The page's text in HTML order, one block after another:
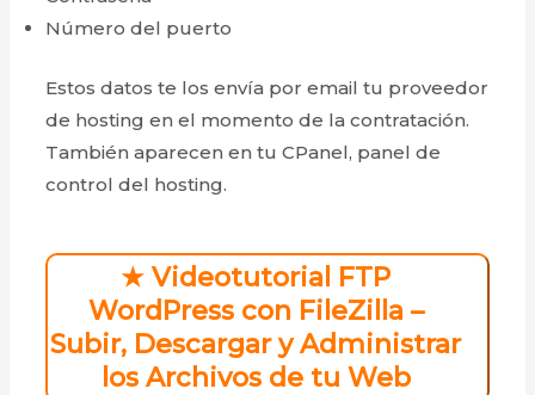
Número del puerto
Estos datos te los envía por email tu proveedor
de hosting en el momento de la contratación.
También aparecen en tu CPanel, panel de
control del hosting.
★ Videotutorial FTP
WordPress con FileZilla –
Subir, Descargar y Administrar
los Archivos de tu Web